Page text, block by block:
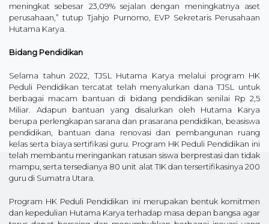
meningkat sebesar 23,09% sejalan dengan meningkatnya aset
perusahaan,” tutup Tjahjo Purnomo, EVP Sekretaris Perusahaan
Hutama Karya.
Bidang Pendidikan
Selama tahun 2022, TJSL Hutama Karya melalui program HK
Peduli Pendidikan tercatat telah menyalurkan dana TJSL untuk
berbagai macam bantuan di bidang pendidikan senilai Rp 2,5
Miliar. Adapun bantuan yang disalurkan oleh Hutama Karya
berupa perlengkapan sarana dan prasarana pendidikan, beasiswa
pendidikan, bantuan dana renovasi dan pembangunan ruang
kelas serta biaya sertifikasi guru. Program HK Peduli Pendidikan ini
telah membantu meringankan ratusan siswa berprestasi dan tidak
mampu, serta tersedianya 80 unit alat TIK dan tersertifikasinya 200
guru di Sumatra Utara.
Program HK Peduli Pendidikan ini merupakan bentuk komitmen
dan kepedulian Hutama Karya terhadap masa depan bangsa agar